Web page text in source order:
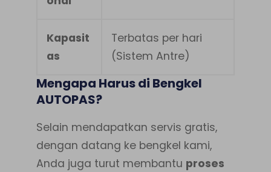
Kapasit
as
Terbatas per hari
(Sistem Antre)
Mengapa Harus di Bengkel
AUTOPAS?
Selain mendapatkan servis gratis,
dengan datang ke bengkel kami,
Anda juga turut membantu proses